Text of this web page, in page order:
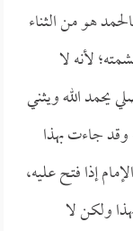
هو من الثناء
لأنه لا
يحمد الله ويثني
وقد جاءت بهذا
إذا فتح عليه،
ولكن لا